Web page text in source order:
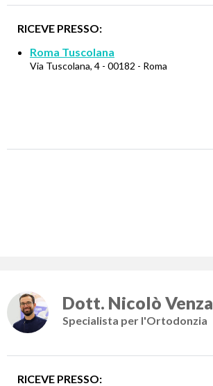
RICEVE PRESSO:
Roma Tuscolana
Via Tuscolana, 4 - 00182 - Roma
Dott. Nicolò Venza
Specialista per l'Ortodonzia
RICEVE PRESSO: